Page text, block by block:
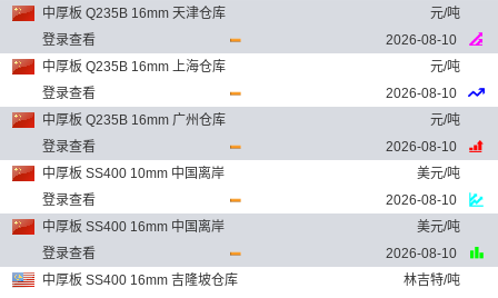
中厚板 Q235B 16mm 天津仓库
元/吨
登录查看
2026-08-10
中厚板 Q235B 16mm 上海仓库
元/吨
登录查看
2026-08-10
中厚板 Q235B 16mm 广州仓库
元/吨
登录查看
2026-08-10
中厚板 SS400 10mm 中国离岸
美元/吨
登录查看
2026-08-10
中厚板 SS400 16mm 中国离岸
美元/吨
登录查看
2026-08-10
中厚板 SS400 16mm 吉隆坡仓库
林吉特/吨